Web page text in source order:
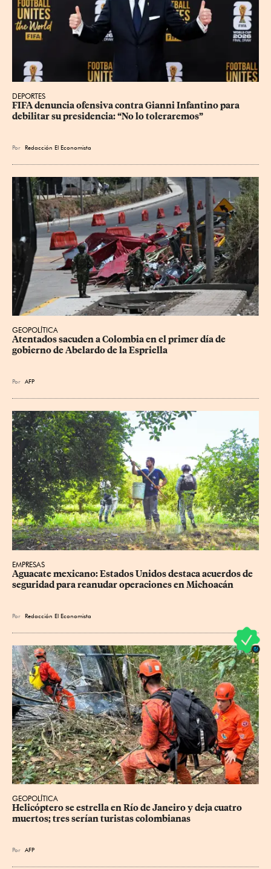
DEPORTES
FIFA denuncia ofensiva contra Gianni Infantino para
debilitar su presidencia: “No lo toleraremos”
Por Redacción El Economista
GEOPOLÍTICA
Atentados sacuden a Colombia en el primer día de
gobierno de Abelardo de la Espriella
Por AFP
EMPRESAS
Aguacate mexicano: Estados Unidos destaca acuerdos de
seguridad para reanudar operaciones en Michoacán
Por Redacción El Economista
GEOPOLÍTICA
Helicóptero se estrella en Río de Janeiro y deja cuatro
muertos; tres serían turistas colombianas
Por AFP